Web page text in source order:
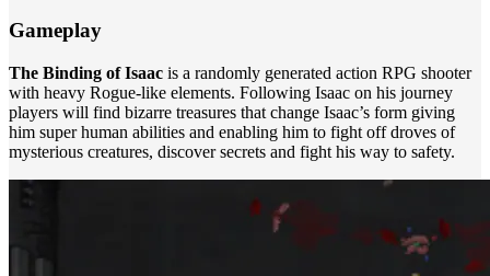
Gameplay
The Binding of Isaac is a randomly generated action RPG shooter
with heavy Rogue-like elements. Following Isaac on his journey
players will find bizarre treasures that change Isaac’s form giving
him super human abilities and enabling him to fight off droves of
mysterious creatures, discover secrets and fight his way to safety.